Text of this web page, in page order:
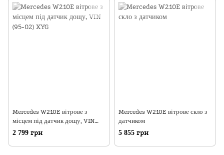
Mercedes W210E вітрове з
місцем під датчик дощу, VIN
(95-02) XYG
2 799 грн
Mercedes W210E вітрове скло з
датчиком
5 855 грн